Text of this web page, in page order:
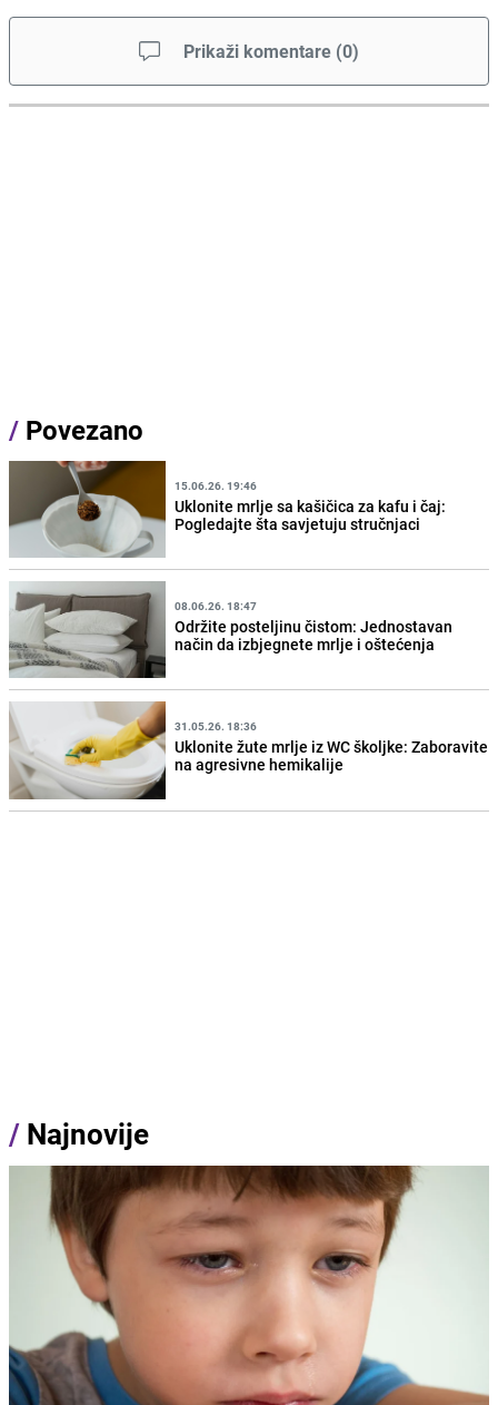
Prikaži komentare (0)
/ Povezano
15.06.26. 19:46
Uklonite mrlje sa kašičica za kafu i čaj:
Pogledajte šta savjetuju stručnjaci
08.06.26. 18:47
Održite posteljinu čistom: Jednostavan
način da izbjegnete mrlje i oštećenja
31.05.26. 18:36
Uklonite žute mrlje iz WC školjke: Zaboravite
na agresivne hemikalije
/ Najnovije